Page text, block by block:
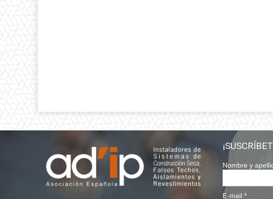
Nombre y
E-mail*